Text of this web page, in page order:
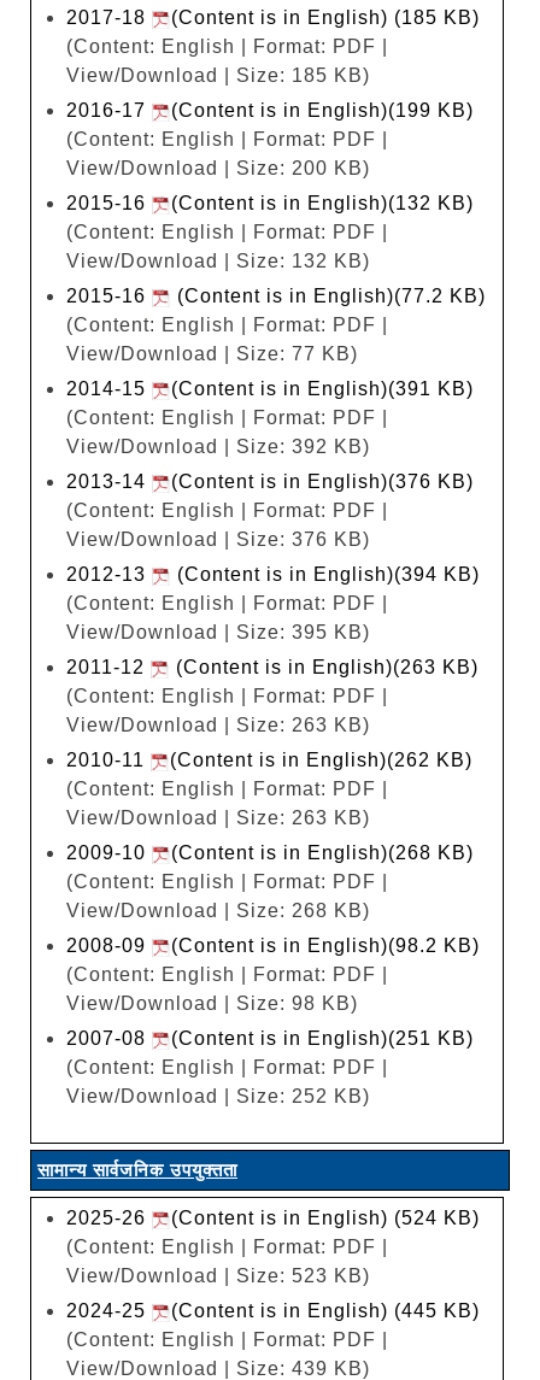
2017-18
(Content is in English) (185 KB)
(Content: English | Format: PDF |
View/Download | Size: 185 KB)
2016-17
(Content is in English)(199 KB)
(Content: English | Format: PDF |
View/Download | Size: 200 KB)
2015-16
(Content is in English)(132 KB)
(Content: English | Format: PDF |
View/Download | Size: 132 KB)
2015-16
(Content is in English)(77.2 KB)
(Content: English | Format: PDF |
View/Download | Size: 77 KB)
2014-15
(Content is in English)(391 KB)
(Content: English | Format: PDF |
View/Download | Size: 392 KB)
2013-14
(Content is in English)(376 KB)
(Content: English | Format: PDF |
View/Download | Size: 376 KB)
2012-13
(Content is in English)(394 KB)
(Content: English | Format: PDF |
View/Download | Size: 395 KB)
2011-12
(Content is in English)(263 KB)
(Content: English | Format: PDF |
View/Download | Size: 263 KB)
2010-11
(Content is in English)(262 KB)
(Content: English | Format: PDF |
View/Download | Size: 263 KB)
2009-10
(Content is in English)(268 KB)
(Content: English | Format: PDF |
View/Download | Size: 268 KB)
2008-09
(Content is in English)(98.2 KB)
(Content: English | Format: PDF |
View/Download | Size: 98 KB)
2007-08
(Content is in English)(251 KB)
(Content: English | Format: PDF |
View/Download | Size: 252 KB)
सामान्य सार्वजनिक उपयुक्तता
2025-26
(Content is in English) (524 KB)
(Content: English | Format: PDF |
View/Download | Size: 523 KB)
2024-25
(Content is in English) (445 KB)
(Content: English | Format: PDF |
View/Download | Size: 439 KB)